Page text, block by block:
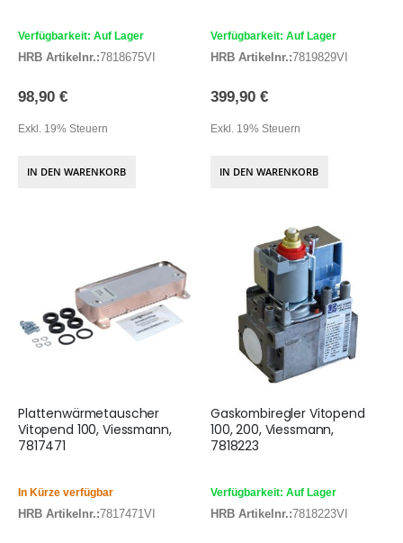
Verfügbarkeit: Auf Lager
HRB Artikelnr.:7818675VI
98,90 €
Exkl. 19% Steuern
IN DEN WARENKORB
Verfügbarkeit: Auf Lager
HRB Artikelnr.:7819829VI
399,90 €
Exkl. 19% Steuern
IN DEN WARENKORB
Plattenwärmetauscher
Vitopend 100, Viessmann,
7817471
In Kürze verfügbar
HRB Artikelnr.:7817471VI
Gaskombiregler Vitopend
100, 200, Viessmann,
7818223
Verfügbarkeit: Auf Lager
HRB Artikelnr.:7818223VI